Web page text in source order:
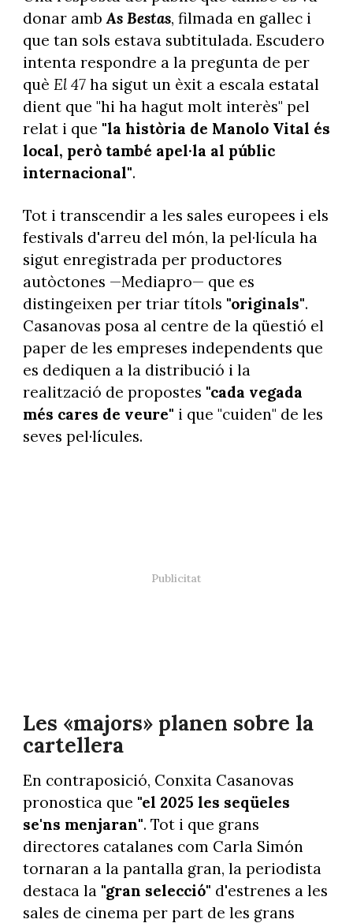
donar amb As Bestas, filmada en gallec i
que tan sols estava subtitulada. Escudero
intenta respondre a la pregunta de per
què El 47ha sigut un èxit a escala estatal
dient que "hi ha hagut molt interès" pel
relat i que "la història de Manolo Vital és
local, però també apel·la al públic
internacional".
Tot i transcendir a les sales europees i els
festivals d'arreu del món, la pel·lícula ha
sigut enregistrada per productores
autòctones —Mediapro— que es
distingeixen per triar títols "originals".
Casanovas posa al centre de la qüestió el
paper de les empreses independents que
es dediquen a la distribució i la
realització de propostes "cada vegada
més cares de veure" i que "cuiden" de les
seves pel·lícules.
Les «majors» planen sobre la
cartellera
En contraposició, Conxita Casanovas
pronostica que "el 2025 les seqüeles
se'ns menjaran". Tot i que grans
directores catalanes com Carla Simón
tornaran a la pantalla gran, la periodista
destaca la "gran selecció" d'estrenes a les
sales de cinema per part de les grans